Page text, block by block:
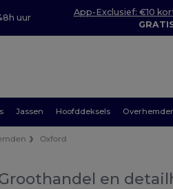
uur
App-Exclusief: €10
Jassen Hoofddeksels
Oxford
en